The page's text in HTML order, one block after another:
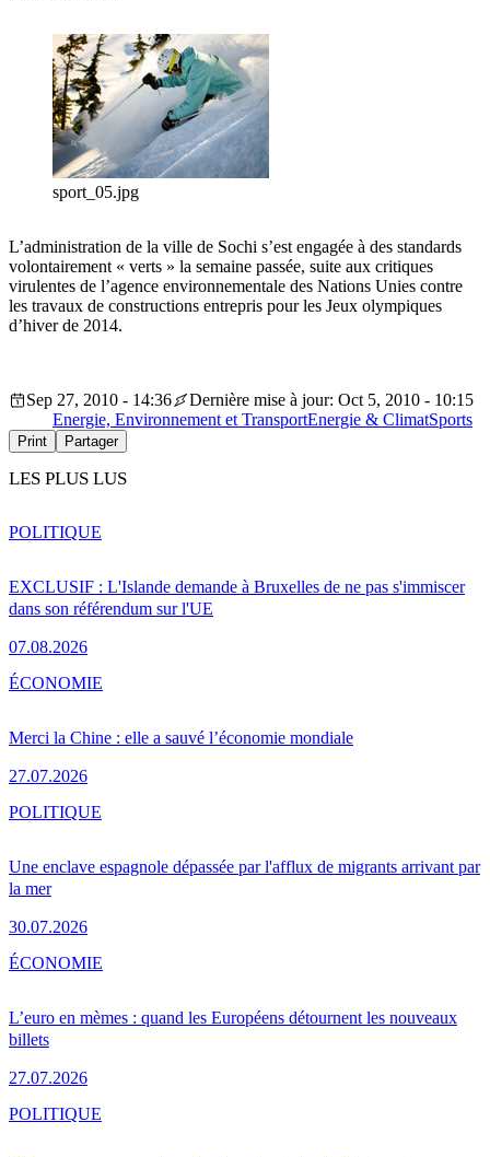
sport_05.jpg
L’administration de la ville de Sochi s’est engagée à des standards
volontairement « verts » la semaine passée, suite aux critiques
virulentes de l’agence environnementale des Nations Unies contre
les travaux de constructions entrepris pour les Jeux olympiques
d’hiver de 2014.
Sep 27, 2010 - 14:36
Dernière mise à jour: Oct 5, 2010 - 10:15
Energie, Environnement et TransportEnergie & ClimatSports
Print Partager
LES PLUS LUS
EXCLUSIF : L'Islande demande à Bruxelles de ne pas s'immiscer
dans son référendum sur l'UE
07.08.2026
POLITIQUE
Merci la Chine : elle a sauvé l’économie mondiale
27.07.2026
ÉCONOMIE
Une enclave espagnole dépassée par l'afflux de migrants arrivant par
la mer
30.07.2026
POLITIQUE
L’euro en mèmes : quand les Européens détournent les nouveaux
billets
27.07.2026
ÉCONOMIE
POLITIQUE